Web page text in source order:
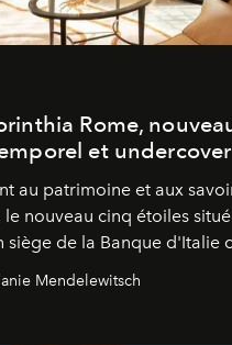
Rome,
et undercover
au patrimoine et aux
le nouveau cinq étoiles
siège de la Banque d'Italie
Mendelewitsch